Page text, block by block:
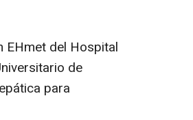
EHmet del Hospital
de
para